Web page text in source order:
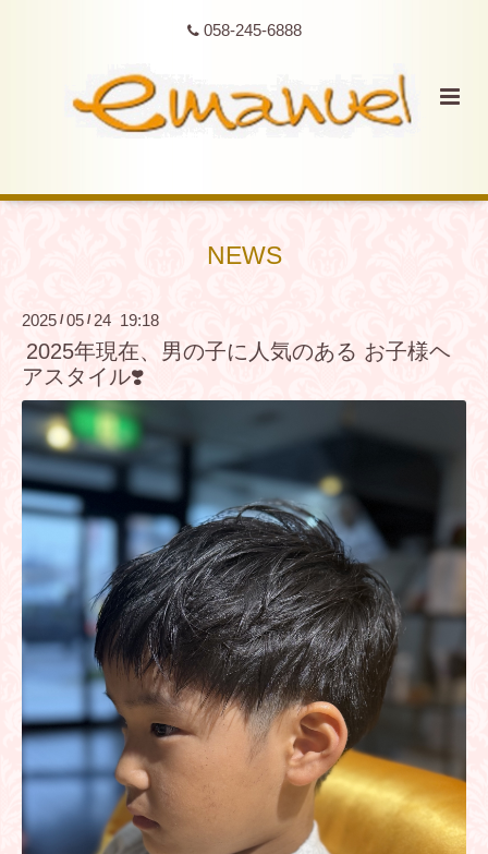
058-245-6888
NEWS
2025 /05 / 24 19:18
2025年現在、男の子に人気のある お子様ヘ
アスタイル❣️